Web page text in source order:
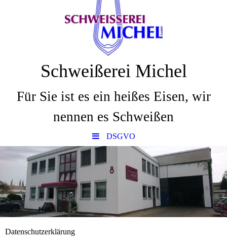
Schweißerei Michel
Für Sie ist es ein heißes Eisen, wir
nennen es Schweißen
DSGVO
Datenschutzerklärung